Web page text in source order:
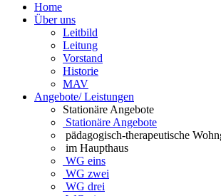
Home
Über uns
Leitbild
Leitung
Vorstand
Historie
MAV
Angebote/ Leistungen
Stationäre Angebote
Stationäre Angebote
pädagogisch-therapeutische
im Haupthaus
WG eins
WG zwei
WG drei